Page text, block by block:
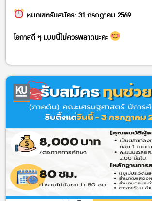
หมดเขตรับสมัคร: 31 กรกฎาคม 2569
โอกาสดี ๆ แบบนี้ไม่ควรพลาดนะคะ